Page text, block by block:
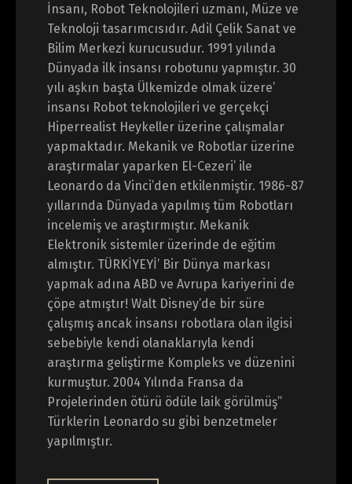
İnsanı, Robot Teknolojileri uzmanı, Müze ve
Teknoloji tasarımcısıdır. Adil Çelik Sanat ve
Bilim Merkezi kurucusudur. 1991 yılında
Dünyada ilk insansı robotunu yapmıştır. 30
yılı aşkın başta Ülkemizde olmak üzere’
insansı Robot teknolojileri ve gerçekçi
Hiperrealist Heykeller üzerine çalışmalar
yapmaktadır. Mekanik ve Robotlar üzerine
araştırmalar yaparken El-Cezeri’ ile
Leonardo da Vinci’den etkilenmiştir. 1986-87
yıllarında Dünyada yapılmış tüm Robotları
incelemiş ve araştırmıştır. Mekanik
Elektronik sistemler üzerinde de eğitim
almıştır. TÜRKİYEYİ’ Bir Dünya markası
yapmak adına ABD ve Avrupa kariyerini de
çöpe atmıştır! Walt Disney’de bir süre
çalışmış ancak insansı robotlara olan ilgisi
sebebiyle kendi olanaklarıyla kendi
araştırma geliştirme Kompleks ve düzenini
kurmuştur. 2004 Yılında Fransa da
Projelerinden ötürü ödüle laik görülmüş’’
Türklerin Leonardo su gibi benzetmeler
yapılmıştır.